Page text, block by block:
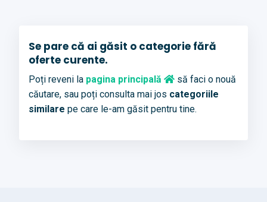
Se pare că ai găsit o categorie fără
oferte curente.
Poți reveni la pagina principală
să faci o nouă
căutare, sau poți consulta mai jos categoriile
similare pe care le-am găsit pentru tine.